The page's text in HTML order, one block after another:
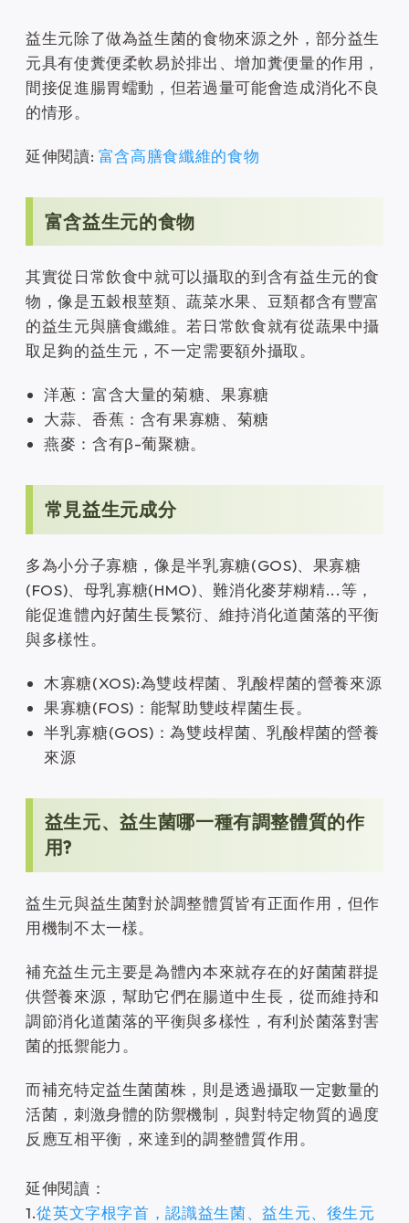
益生元除了做為益生菌的食物來源之外，部分益生
元具有使糞便柔軟易於排出、增加糞便量的作用，
間接促進腸胃蠕動，但若過量可能會造成消化不良
的情形。
延伸閱讀: 富含高膳食纖維的食物
富含益生元的食物
其實從日常飲食中就可以攝取的到含有益生元的食
物，像是五穀根莖類、蔬菜水果、豆類都含有豐富
的益生元與膳食纖維。若日常飲食就有從蔬果中攝
取足夠的益生元，不一定需要額外攝取。
洋蔥：富含大量的菊糖、果寡糖
大蒜、香蕉：含有果寡糖、菊糖
燕麥：含有β-葡聚糖。
常見益生元成分
多為小分子寡糖，像是半乳寡糖(GOS)、果寡糖
(FOS)、母乳寡糖(HMO)、難消化麥芽糊精...等，
能促進體內好菌生長繁衍、維持消化道菌落的平衡
與多樣性。
木寡糖(XOS):為雙歧桿菌、乳酸桿菌的營養來源
果寡糖(FOS)：能幫助雙歧桿菌生長。
半乳寡糖(GOS)：為雙歧桿菌、乳酸桿菌的營養
來源
益生元、益生菌哪一種有調整體質的作
用?
益生元與益生菌對於調整體質皆有正面作用，但作
用機制不太一樣。
補充益生元主要是為體內本來就存在的好菌菌群提
供營養來源，幫助它們在腸道中生長，從而維持和
調節消化道菌落的平衡與多樣性，有利於菌落對害
菌的抵禦能力。
而補充特定益生菌菌株，則是透過攝取一定數量的
活菌，刺激身體的防禦機制，與對特定物質的過度
反應互相平衡，來達到的調整體質作用。
延伸閱讀：
1.從英文字根字首，認識益生菌、益生元、後生元